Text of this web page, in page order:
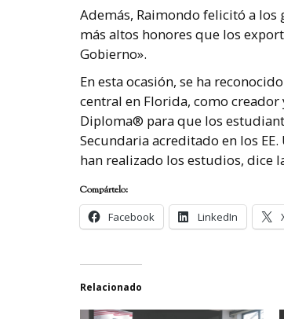
Además, Raimondo felicitó a los
más altos honores que los
Gobierno».
En esta ocasión, se ha
central en Florida, como
Diploma® para que los
Secundaria acreditado en los
han realizado los estudios, dice
Compártelo:
Facebook
LinkedIn
Relacionado